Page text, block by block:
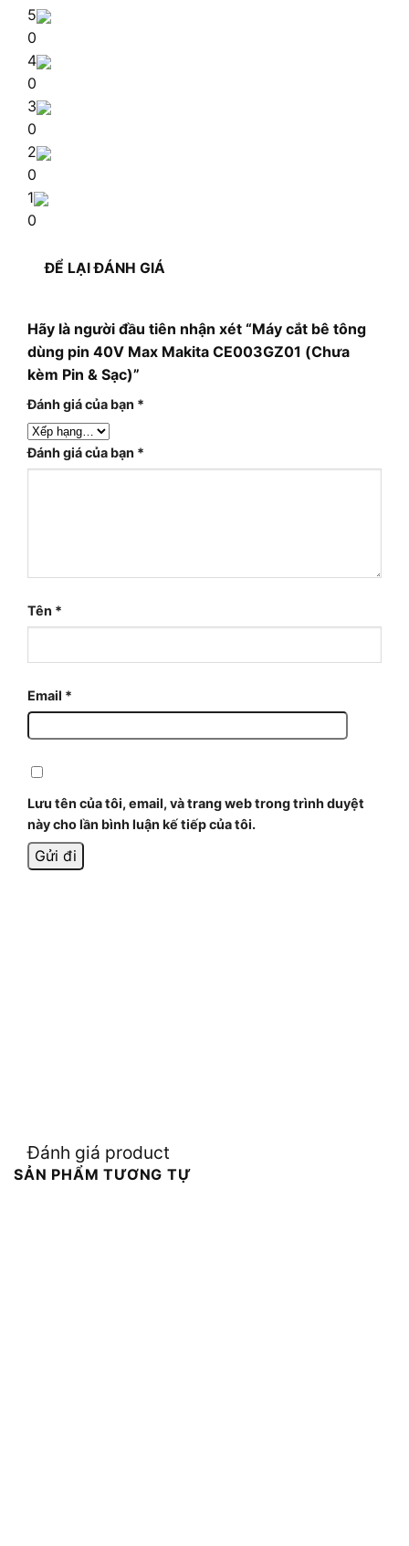
5
0
4
0
3
0
2
0
1
0
ĐỂ LẠI ĐÁNH GIÁ
Hãy là người đầu tiên nhận xét “Máy cắt bê tông
dùng pin 40V Max Makita CE003GZ01 (Chưa
kèm Pin & Sạc)”
Đánh giá của bạn *
Đánh giá của bạn *
Tên *
Email *
Lưu tên của tôi, email, và trang web trong trình duyệt
này cho lần bình luận kế tiếp của tôi.
Đánh giá product
SẢN PHẨM TƯƠNG TỰ